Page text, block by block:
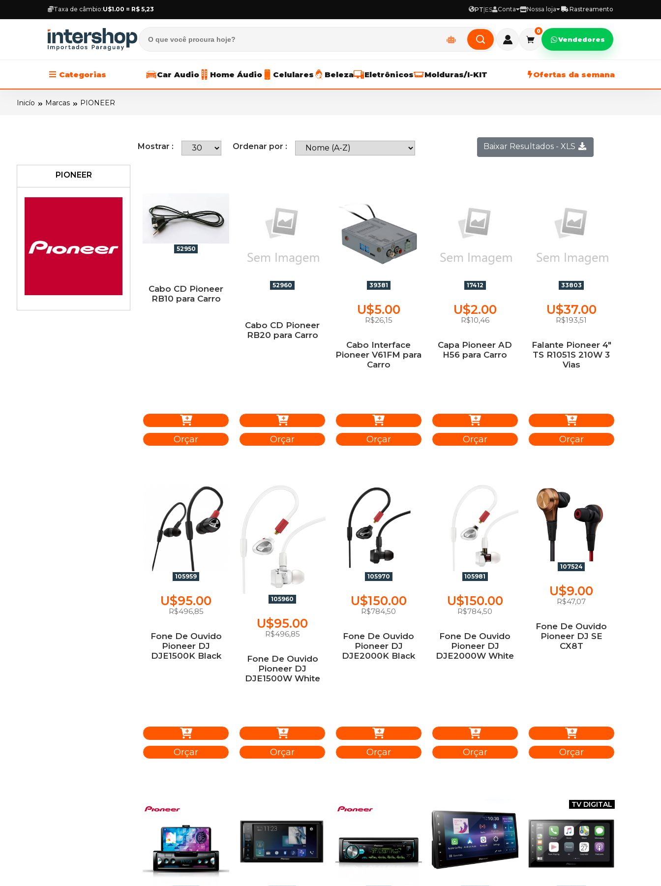
Taxa de câmbio:U$1.00 = R$ 5,23 PT|ES Conta Nossa loja Rastreamento
0
Vendedores
Categorias Car Audio Home Áudio Celulares Beleza Eletrônicos Molduras/I-KIT Ofertas da semana
Inicío Marcas PIONEER
PIONEER
Baixar Resultados - XLS
Mostrar : Ordenar por :
52950
Cabo CD Pioneer
RB10 para Carro
Orçar
52960
Cabo CD Pioneer
RB20 para Carro
Orçar
39381
U$5.00
R$26,15
Cabo Interface
Pioneer V61FM para
Carro
Orçar
17412
U$2.00
R$10,46
Capa Pioneer AD
H56 para Carro
Orçar
33803
U$37.00
R$193,51
Falante Pioneer 4"
TS R1051S 210W 3
Vias
Orçar
105959
U$95.00
R$496,85
Fone De Ouvido
Pioneer DJ
DJE1500K Black
Orçar
105960
U$95.00
R$496,85
Fone De Ouvido
Pioneer DJ
DJE1500W White
Orçar
105970
U$150.00
R$784,50
Fone De Ouvido
Pioneer DJ
DJE2000K Black
Orçar
105981
U$150.00
R$784,50
Fone De Ouvido
Pioneer DJ
DJE2000W White
Orçar
107524
U$9.00
R$47,07
Fone De Ouvido
Pioneer DJ SE
CX8T
Orçar
TV DIGITAL